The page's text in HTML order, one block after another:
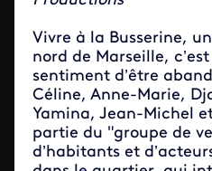
Vivre à la Busserine,
nord de Marseille,
sentiment d’être
Céline, Anne-Marie,
Yamina, Jean-Michel
partie du "groupe de
d’habitants et